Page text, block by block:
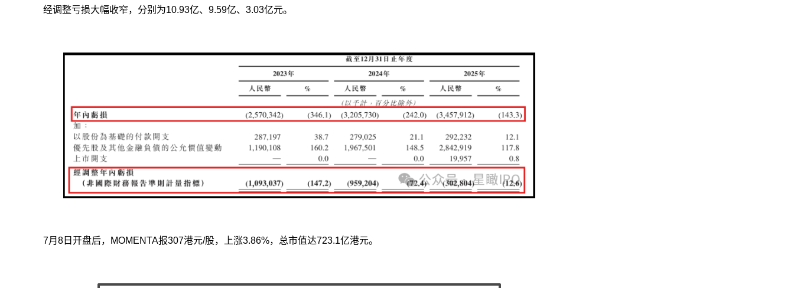
经调整亏损大幅收窄，分别为10.93亿、9.59亿、3.03亿元。
7月8日开盘后，MOMENTA报307港元/股，上涨3.86%，总市值达723.1亿港元。